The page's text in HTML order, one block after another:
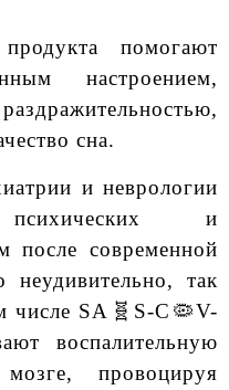
помогают
настроением,
сна.
и неврологии
и
после современной
так
числе SA🧬S-C🦠V-
воспалительную
провоцируя